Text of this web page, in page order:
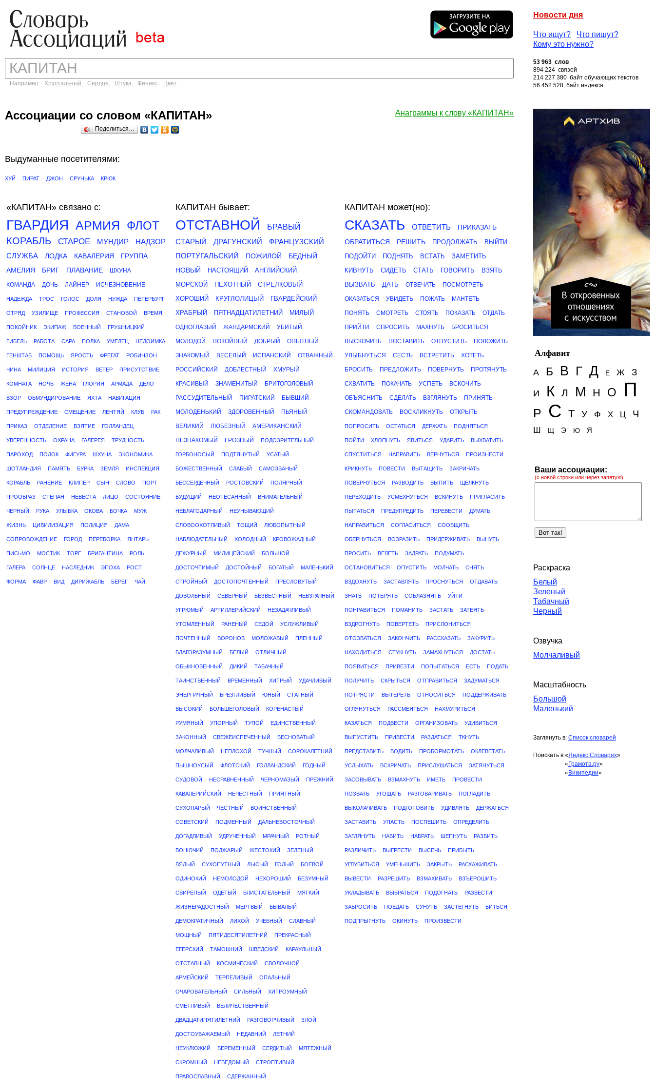
Новости дня
Что ищут?
Что пишут?
Кому это нужно?
Например: Хрустальный, Сердце, Штука, Феникс, Цвет
53 963 слов
894 224 связей
214 227 380 байт обучающих текстов
56 452 528 байт индекса
Анаграммы к слову «КАПИТАН»
Ассоциации со словом «КАПИТАН»
Поделиться…
Выдуманные посетителями:
ХУЙ ПИРАТ ДЖОН СРУНЬКА КРЮК
«КАПИТАН» связано с:
ГВАРДИЯ АРМИЯ ФЛОТ
КОРАБЛЬ СТАРОЕ МУНДИР
НАДЗОР
СЛУЖБА
ЛОДКА КАВАЛЕРИЯ
ГРУППА
АМЕЛИЯ
БРИГ ПЛАВАНИЕ ШХУНА
КОМАНДА ДОЧЬ ЛАЙНЕР ИСЧЕЗНОВЕНИЕ
НАДЕЖДА ТРОС ГОЛОС ДОЛЯ НУЖДА ПЕТЕРБУРГ
ОТРЯД УЗИЛИЩЕ ПРОФЕССИЯ СТАНОВОЙ ВРЕМЯ
ПОКОЙНИК ЭКИПАЖ ВОЕННЫЙ ГРУШНИЦКИЙ
ГИБЕЛЬ РАБОТА САРА ПОЛКА УМЕЛЕЦ НЕДОИМКА
ГЕНШТАБ ПОМОЩЬ ЯРОСТЬ ФРЕГАТ РОБИНЗОН
ЧИНА МИЛИЦИЯ ИСТОРИЯ ВЕТЕР ПРИСУТСТВИЕ
КОМНАТА НОЧЬ ЖЕНА ГЛОРИЯ АРМАДА ДЕЛО
ВЗОР ОБМУНДИРОВАНИЕ ЯХТА НАВИГАЦИЯ
ПРЕДУПРЕЖДЕНИЕ СМЕЩЕНИЕ ЛЕНТЯЙ КЛУБ РАК
ПРИКАЗ ОТДЕЛЕНИЕ ВЗЯТИЕ ГОЛЛАНДЕЦ
УВЕРЕННОСТЬ ОХРАНА ГАЛЕРЕЯ ТРУДНОСТЬ
ПАРОХОД ПОЛОК ФИГУРА ШХУНА ЭКОНОМИКА
ШОТЛАНДИЯ ПАМЯТЬ БУРКА ЗЕМЛЯ ИНСПЕКЦИЯ
КОРАБЛЬ РАНЕНИЕ КЛИПЕР СЫН СЛОВО ПОРТ
ПРООБРАЗ СТЕПАН НЕВЕСТА ЛИЦО СОСТОЯНИЕ
ЧЕРНЫЙ РУКА УЛЫБКА ОКОВА БОЧКА МУЖ
ЖИЗНЬ ЦИВИЛИЗАЦИЯ ПОЛИЦИЯ ДАМА
СОПРОВОЖДЕНИЕ ГОРОД ПЕРЕБОРКА ЯНТАРЬ
ПИСЬМО МОСТИК ТОРГ БРИГАНТИНА РОЛЬ
ГАЛЕРА СОЛНЦЕ НАСЛЕДНИК ЭПОХА РОСТ
ФОРМА ФАВР ВИД ДИРИЖАБЛЬ БЕРЕГ ЧАЙ
КАПИТАН бывает:
ОТСТАВНОЙ
БРАВЫЙ
СТАРЫЙ
ДРАГУНСКИЙ
ФРАНЦУЗСКИЙ
ПОРТУГАЛЬСКИЙ
ПОЖИЛОЙ
БЕДНЫЙ
НОВЫЙ
НАСТОЯЩИЙ
АНГЛИЙСКИЙ
МОРСКОЙ
ПЕХОТНЫЙ
СТРЕЛКОВЫЙ
ХОРОШИЙ
КРУГЛОЛИЦЫЙ
ГВАРДЕЙСКИЙ
ХРАБРЫЙ
ПЯТНАДЦАТИЛЕТНИЙ МИЛЫЙ
ОДНОГЛАЗЫЙ ЖАНДАРМСКИЙ УБИТЫЙ
МОЛОДОЙ ПОКОЙНЫЙ ДОБРЫЙ ОПЫТНЫЙ
ЗНАКОМЫЙ ВЕСЕЛЫЙ ИСПАНСКИЙ ОТВАЖНЫЙ
РОССИЙСКИЙ ДОБЛЕСТНЫЙ ХМУРЫЙ
КРАСИВЫЙ ЗНАМЕНИТЫЙ БРИТОГОЛОВЫЙ
РАССУДИТЕЛЬНЫЙ ПИРАТСКИЙ БЫВШИЙ
МОЛОДЕНЬКИЙ ЗДОРОВЕННЫЙ ПЬЯНЫЙ
ВЕЛИКИЙ ЛЮБЕЗНЫЙ АМЕРИКАНСКИЙ
НЕЗНАКОМЫЙ ГРОЗНЫЙ ПОДОЗРИТЕЛЬНЫЙ
ГОРБОНОСЫЙ ПОДТЯНУТЫЙ УСАТЫЙ
БОЖЕСТВЕННЫЙ СЛАБЫЙ САМОЗВАНЫЙ
БЕССЕРДЕЧНЫЙ РОСТОВСКИЙ ПОЛЯРНЫЙ
БУДУЩИЙ НЕОТЕСАННЫЙ ВНИМАТЕЛЬНЫЙ
НЕБЛАГОДАРНЫЙ НЕУНЫВАЮЩИЙ
СЛОВООХОТЛИВЫЙ ТОЩИЙ ЛЮБОПЫТНЫЙ
НАБЛЮДАТЕЛЬНЫЙ ХОЛОДНЫЙ КРОВОЖАДНЫЙ
ДЕЖУРНЫЙ МИЛИЦЕЙСКИЙ БОЛЬШОЙ
ДОСТОЧТИМЫЙ ДОСТОЙНЫЙ БОГАТЫЙ МАЛЕНЬКИЙ
СТРОЙНЫЙ ДОСТОПОЧТЕННЫЙ ПРЕСЛОВУТЫЙ
ДОВОЛЬНЫЙ СЕВЕРНЫЙ БЕЗВЕСТНЫЙ НЕВЗРАЧНЫЙ
УГРЮМЫЙ АРТИЛЛЕРИЙСКИЙ НЕЗАДАЧЛИВЫЙ
УТОМЛЕННЫЙ РАНЕНЫЙ СЕДОЙ УСЛУЖЛИВЫЙ
ПОЧТЕННЫЙ ВОРОНОВ МОЛОЖАВЫЙ ПЛЕННЫЙ
БЛАГОРАЗУМНЫЙ БЕЛЫЙ ОТЛИЧНЫЙ
ОБЫКНОВЕННЫЙ ДИКИЙ ТАБАЧНЫЙ
ТАИНСТВЕННЫЙ ВРЕМЕННЫЙ ХИТРЫЙ УДАЧЛИВЫЙ
ЭНЕРГИЧНЫЙ БРЕЗГЛИВЫЙ ЮНЫЙ СТАТНЫЙ
ВЫСОКИЙ БОЛЬШЕГОЛОВЫЙ КОРЕНАСТЫЙ
РУМЯНЫЙ УПОРНЫЙ ТУПОЙ ЕДИНСТВЕННЫЙ
ЗАКОННЫЙ СВЕЖЕИСПЕЧЕННЫЙ БЕСНОВАТЫЙ
МОЛЧАЛИВЫЙ НЕПЛОХОЙ ТУЧНЫЙ СОРОКАЛЕТНИЙ
ПЫШНОУСЫЙ ФЛОТСКИЙ ГОЛЛАНДСКИЙ ГОДНЫЙ
СУДОВОЙ НЕСРАВНЕННЫЙ ЧЕРНОМАЗЫЙ ПРЕЖНИЙ
КАВАЛЕРИЙСКИЙ НЕЧЕСТНЫЙ ПРИЯТНЫЙ
СУХОПАРЫЙ ЧЕСТНЫЙ ВОИНСТВЕННЫЙ
СОВЕТСКИЙ ПОДМЕННЫЙ ДАЛЬНЕВОСТОЧНЫЙ
ДОГАДЛИВЫЙ УДРУЧЕННЫЙ МРАЧНЫЙ РОТНЫЙ
ВОНЮЧИЙ ПОДЖАРЫЙ ЖЕСТОКИЙ ЗЕЛЕНЫЙ
ВЯЛЫЙ СУХОПУТНЫЙ ЛЫСЫЙ ГОЛЫЙ БОЕВОЙ
ОДИНОКИЙ НЕМОЛОДОЙ НЕХОРОШИЙ БЕЗУМНЫЙ
СВИРЕПЫЙ ОДЕТЫЙ БЛИСТАТЕЛЬНЫЙ МЯГКИЙ
ЖИЗНЕРАДОСТНЫЙ МЕРТВЫЙ БЫВАЛЫЙ
ДЕМОКРАТИЧНЫЙ ЛИХОЙ УЧЕБНЫЙ СЛАВНЫЙ
МОЩНЫЙ ПЯТИДЕСЯТИЛЕТНИЙ ПРЕКРАСНЫЙ
ЕГЕРСКИЙ ТАМОШНИЙ ШВЕДСКИЙ КАРАУЛЬНЫЙ
ОТСТАВНЫЙ КОСМИЧЕСКИЙ СВОЛОЧНОЙ
АРМЕЙСКИЙ ТЕРПЕЛИВЫЙ ОПАЛЬНЫЙ
ОЧАРОВАТЕЛЬНЫЙ СИЛЬНЫЙ ХИТРОУМНЫЙ
СМЕТЛИВЫЙ ВЕЛИЧЕСТВЕННЫЙ
ДВАДЦАТИПЯТИЛЕТНИЙ РАЗГОВОРЧИВЫЙ ЗЛОЙ
ДОСТОУВАЖАЕМЫЙ НЕДАВНИЙ ЛЕТНИЙ
НЕУКЛЮЖИЙ БЕРЕМЕННЫЙ СЕРДИТЫЙ МЯТЕЖНЫЙ
СКРОМНЫЙ НЕВЕДОМЫЙ СТРОПТИВЫЙ
ПРАВОСЛАВНЫЙ СДЕРЖАННЫЙ
КАПИТАН может(но):
СКАЗАТЬ ОТВЕТИТЬ
ПРИКАЗАТЬ
ОБРАТИТЬСЯ
РЕШИТЬ ПРОДОЛЖАТЬ
ВЫЙТИ
ПОДОЙТИ
ПОДНЯТЬ ВСТАТЬ
ЗАМЕТИТЬ
КИВНУТЬ
СИДЕТЬ СТАТЬ ГОВОРИТЬ
ВЗЯТЬ
ВЫЗВАТЬ
ДАТЬ ОТВЕЧАТЬ ПОСМОТРЕТЬ
ОКАЗАТЬСЯ УВИДЕТЬ ПОЖАТЬ МАНТЕТЬ
ПОНЯТЬ СМОТРЕТЬ СТОЯТЬ ПОКАЗАТЬ ОТДАТЬ
ПРИЙТИ СПРОСИТЬ МАХНУТЬ БРОСИТЬСЯ
ВЫСКОЧИТЬ ПОСТАВИТЬ ОТПУСТИТЬ ПОЛОЖИТЬ
УЛЫБНУТЬСЯ СЕСТЬ ВСТРЕТИТЬ ХОТЕТЬ
БРОСИТЬ ПРЕДЛОЖИТЬ ПОВЕРНУТЬ ПРОТЯНУТЬ
СХВАТИТЬ ПОКАЧАТЬ УСПЕТЬ ВСКОЧИТЬ
ОБЪЯСНИТЬ СДЕЛАТЬ ВЗГЛЯНУТЬ ПРИНЯТЬ
СКОМАНДОВАТЬ ВОСКЛИКНУТЬ ОТКРЫТЬ
ПОПРОСИТЬ ОСТАТЬСЯ ДЕРЖАТЬ ПОДНЯТЬСЯ
ПОЙТИ ХЛОПНУТЬ ЯВИТЬСЯ УДАРИТЬ ВЫХВАТИТЬ
СПУСТИТЬСЯ НАПРАВИТЬ ВЕРНУТЬСЯ ПРОИЗНЕСТИ
КРИКНУТЬ ПОВЕСТИ ВЫТАЩИТЬ ЗАКРИЧАТЬ
ПОВЕРНУТЬСЯ РАЗВОДИТЬ ВЫПИТЬ ЩЕЛКНУТЬ
ПЕРЕХОДИТЬ УСМЕХНУТЬСЯ ВСКИНУТЬ ПРИГЛАСИТЬ
ПЫТАТЬСЯ ПРЕДУПРЕДИТЬ ПЕРЕВЕСТИ ДУМАТЬ
НАПРАВИТЬСЯ СОГЛАСИТЬСЯ СООБЩИТЬ
ОБЕРНУТЬСЯ ВОЗРАЗИТЬ ПРИДЕРЖИВАТЬ ВЫНУТЬ
ПРОСИТЬ ВЕЛЕТЬ ЗАДРАТЬ ПОДУМАТЬ
ОСТАНОВИТЬСЯ ОПУСТИТЬ МОЛЧАТЬ СНЯТЬ
ВЗДОХНУТЬ ЗАСТАВЛЯТЬ ПРОСНУТЬСЯ ОТДАВАТЬ
ЗНАТЬ ПОТЕРЯТЬ СОБЛАЗНЯТЬ УЙТИ
ПОНРАВИТЬСЯ ПОМАНИТЬ ЗАСТАТЬ ЗАТЕЯТЬ
ВЗДРОГНУТЬ ПОВЕРТЕТЬ ПРИСЛОНИТЬСЯ
ОТОЗВАТЬСЯ ЗАКОНЧИТЬ РАССКАЗАТЬ ЗАКУРИТЬ
НАХОДИТЬСЯ СТУКНУТЬ ЗАМАХНУТЬСЯ ДОСТАТЬ
ПОЯВИТЬСЯ ПРИВЕЗТИ ПОПЫТАТЬСЯ ЕСТЬ ПОДАТЬ
ПОЛУЧИТЬ СКРЫТЬСЯ ОТПРАВИТЬСЯ ЗАДУМАТЬСЯ
ПОТРЯСТИ ВЫТЕРЕТЬ ОТНОСИТЬСЯ ПОДДЕРЖИВАТЬ
ОГЛЯНУТЬСЯ РАССМЕЯТЬСЯ НАХМУРИТЬСЯ
КАЗАТЬСЯ ПОДВЕСТИ ОРГАНИЗОВАТЬ УДИВИТЬСЯ
ВЫПУСТИТЬ ПРИВЕСТИ РАЗДАТЬСЯ ТКНУТЬ
ПРЕДСТАВИТЬ ВОДИТЬ ПРОБОРМОТАТЬ ОКЛЕВЕТАТЬ
УСЛЫХАТЬ ВСКРИЧАТЬ ПРИСЛУШАТЬСЯ ЗАТЯНУТЬСЯ
ЗАСОВЫВАТЬ ВЗМАХНУТЬ ИМЕТЬ ПРОВЕСТИ
ПОЗВАТЬ УГОЩАТЬ РАЗГОВАРИВАТЬ ПОГЛАДИТЬ
ВЫКОЛАЧИВАТЬ ПОДГОТОВИТЬ УДИВЛЯТЬ ДЕРЖАТЬСЯ
ЗАСТАВИТЬ УПАСТЬ ПОСПЕШИТЬ ОПРЕДЕЛИТЬ
ЗАГЛЯНУТЬ НАБИТЬ НАБРАТЬ ШЕПНУТЬ РАЗБИТЬ
РАЗЛИЧИТЬ ВЫГРЕСТИ ВЫСЕЧЬ ПРИБЫТЬ
УГЛУБИТЬСЯ УМЕНЬШИТЬ ЗАКРЫТЬ РАСХАЖИВАТЬ
ВЫВЕСТИ РАЗРЕШИТЬ ВЗМАХИВАТЬ ВЗЪЕРОШИТЬ
УКЛАДЫВАТЬ ВЫБРАТЬСЯ ПОДОГНАТЬ РАЗВЕСТИ
ЗАБРОСИТЬ ПОЕДАТЬ СУНУТЬ ЗАСТЕГНУТЬ БИТЬСЯ
ПОДПРЫГНУТЬ ОКИНУТЬ ПРОИЗВЕСТИ
Алфавит
А
Б В Г Д Е Ж З
И К Л М Н О П
Р С Т У Ф Х Ц Ч
Ш Щ Э Ю Я
Ваши ассоциации:
(с новой строки или через запятую)
Раскраска
Белый
Зеленый
Табачный
Черный
Озвучка
Молчаливый
Масштабность
Большой
Маленький
Заглянуть в: Список словарей
Поискать в:«Яндекс.Словарях»
« Грамота.ру»
« Википедии»